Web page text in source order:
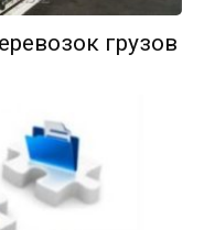
грузов